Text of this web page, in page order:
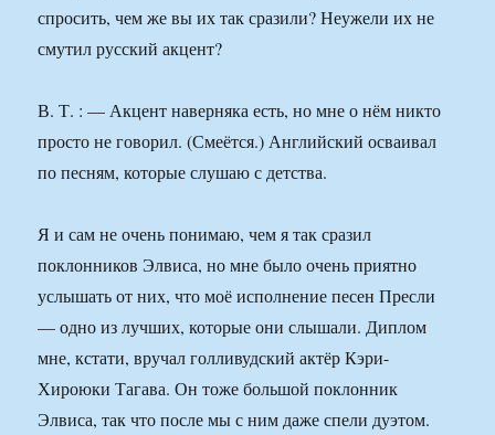
спросить, чем же вы их так сразили? Неужели их не
смутил русский акцент?
В. Т. : — Акцент наверняка есть, но мне о нём никто
просто не говорил. (Смеётся.) Английский осваивал
по песням, которые слушаю с детства.
Я и сам не очень понимаю, чем я так сразил
поклонников Элвиса, но мне было очень приятно
услышать от них, что моё исполнение песен Пресли
— одно из лучших, которые они слышали. Диплом
мне, кстати, вручал голливудский актёр Кэри-
Хироюки Тагава. Он тоже большой поклонник
Элвиса, так что после мы с ним даже спели дуэтом.